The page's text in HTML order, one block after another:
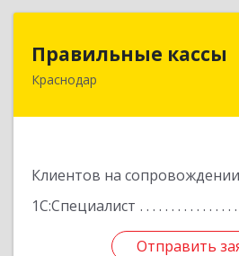
Правильные кассы
Краснодар
Клиентов на сопровождении
1С:Специалист
Отправить
350075, Краснодарский
Отправить